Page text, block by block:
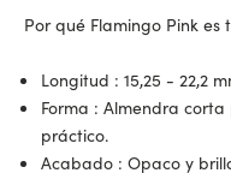
Por qué Flamingo Pink es
Longitud : 15,25 - 22,2
Forma : Almendra
práctico.
Acabado : Opaco y